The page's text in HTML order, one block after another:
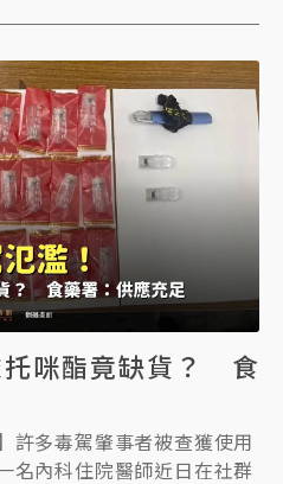
托咪酯竟缺貨？ 食
許多毒駕肇事者被查獲使用
名內科住院醫師近日在社群